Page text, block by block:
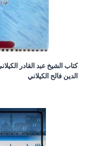
كتاب الشيخ عبد القادر
الدين فالح الكيلاني